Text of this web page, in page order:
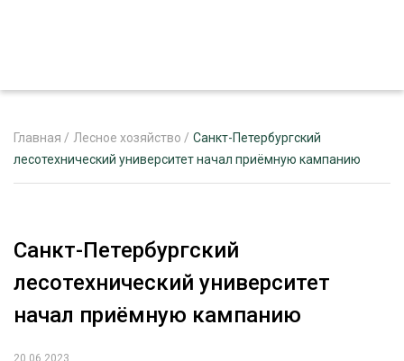
РЕКЛАМОДАТЕЛЯМ
Главная / Лесное хозяйство / Санкт-Петербургский
лесотехнический университет начал приёмную кампанию
Санкт-Петербургский
лесотехнический университет
начал приёмную кампанию
20.06.2023